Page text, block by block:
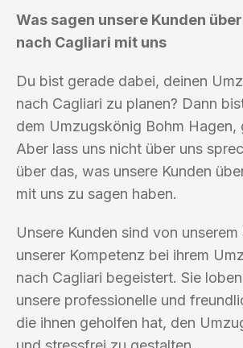
Was sagen unsere Kunden
nach Cagliari mit uns
Du bist gerade dabei, deinen
nach Cagliari zu planen? Dann
dem Umzugskönig Bohm Hagen,
Aber lass uns nicht über uns
über das, was unsere Kunden
mit uns zu sagen haben.
Unsere Kunden sind von unserem
unserer Kompetenz bei ihrem
nach Cagliari begeistert. Sie
unsere professionelle und
die ihnen geholfen hat, den